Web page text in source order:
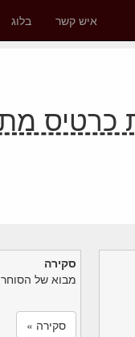
בלוג איש קשר
סקירה
מבוא של הסוחר
סקירה »